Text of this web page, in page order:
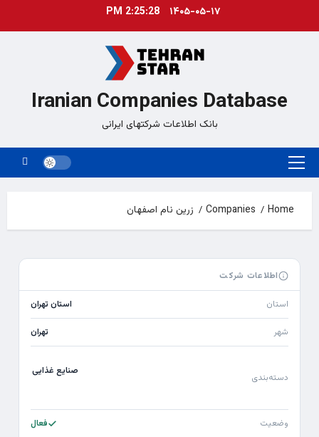
۱۴۰۵-۰۵-۱۷ 2:25:28 PM
Iranian Companies Database
بانک اطلاعات شرکتهای ایرانی
Primary
Home
Companies زرین نام اصفهان
اطلاعات شرکت
استان استان تهران
شهر تهران
دسته‌بندی
صنایع غذایی
وضعیت فعال